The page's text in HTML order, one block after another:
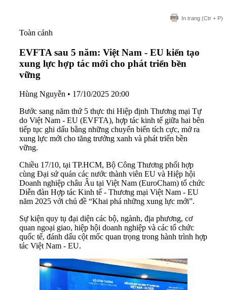
In trang (Ctr + P)
Toàn cảnh
EVFTA sau 5 năm: Việt Nam - EU kiến tạo
xung lực hợp tác mới cho phát triển bền
vững
Hùng Nguyễn • 17/10/2025 20:00
Bước sang năm thứ 5 thực thi Hiệp định Thương mại Tự
do Việt Nam - EU (EVFTA), hợp tác kinh tế giữa hai bên
tiếp tục ghi dấu bằng những chuyển biến tích cực, mở ra
xung lực mới cho tăng trưởng xanh và phát triển bền
vững.
Chiều 17/10, tại TP.HCM, Bộ Công Thương phối hợp
cùng Đại sứ quán các nước thành viên EU và Hiệp hội
Doanh nghiệp châu Âu tại Việt Nam (EuroCham) tổ chức
Diễn đàn Hợp tác Kinh tế - Thương mại Việt Nam - EU
năm 2025 với chủ đề “Khai phá những xung lực mới”.
Sự kiện quy tụ đại diện các bộ, ngành, địa phương, cơ
quan ngoại giao, hiệp hội doanh nghiệp và các tổ chức
quốc tế, đánh dấu cột mốc quan trọng trong hành trình hợp
tác Việt Nam - EU.